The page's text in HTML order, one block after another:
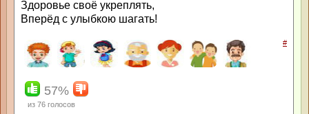
Здоровье своё укреплять,
Вперёд с улыбкою шагать!
#
57%
из 76 голосов